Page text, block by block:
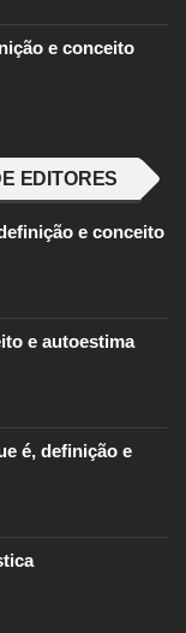
e conceito
EDITORES
e conceito
e autoestima
é, definição e